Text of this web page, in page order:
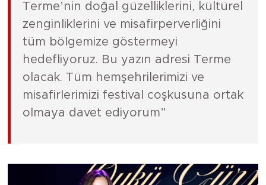
Terme’nin doğal güzelliklerini, kültürel
zenginliklerini ve misafirperverliğini
tüm bölgemize göstermeyi
hedefliyoruz. Bu yazın adresi Terme
olacak. Tüm hemşehrilerimizi ve
misafirlerimizi festival coşkusuna ortak
olmaya davet ediyorum”